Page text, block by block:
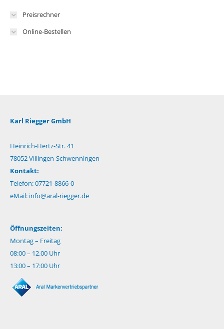
Preisrechner
Online-Bestellen
Karl Riegger GmbH
Heinrich-Hertz-Str. 41
78052 Villingen-Schwenningen
Kontakt:
Telefon: 07721-8866-0
eMail: info@aral-riegger.de
Öffnungszeiten:
Montag – Freitag
08:00 – 12.00 Uhr
13:00 – 17:00 Uhr